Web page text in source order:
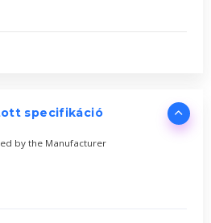
specifikáció
by the Manufacturer